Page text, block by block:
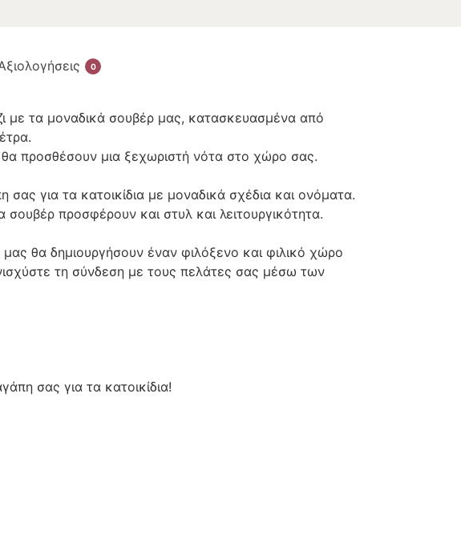
0
με τα μοναδικά σουβέρ μας, κατασκευασμένα από
θα προσθέσουν μια ξεχωριστή νότα στο χώρο σας.
για τα κατοικίδια με μοναδικά σχέδια και ονόματα.
προσφέρουν και στυλ και λειτουργικότητα.
θα δημιουργήσουν έναν φιλόξενο και φιλικό χώρο
τη σύνδεση με τους πελάτες σας μέσω των
σας για τα κατοικίδια!